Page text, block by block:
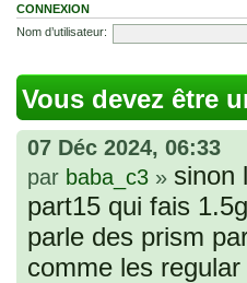
CONNEXION
Nom d’utilisateur:
Vous devez être
07 Déc 2024, 06:33
par baba_c3 » sinon
part15 qui fais
parle des prism
comme les